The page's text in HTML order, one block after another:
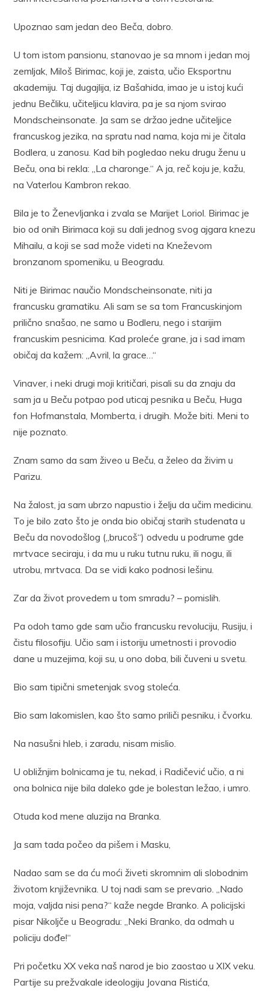
Upoznao sam jedan deo Beča, dobro.
U tom istom pansionu, stanovao je sa mnom i jedan moj
zemljak, Miloš Birimac, koji je, zaista, učio Eksportnu
akademiju. Taj dugajlija, iz Bašahida, imao je u istoj kući
jednu Bečliku, učiteljicu klavira, pa je sa njom svirao
Mondscheinsonate. Ja sam se držao jedne učiteljice
francuskog jezika, na spratu nad nama, koja mi je čitala
Bodlera, u zanosu. Kad bih pogledao neku drugu ženu u
Beču, ona bi rekla: ,,La charonge.“ A ja, reč koju je, kažu,
na Vaterlou Kambron rekao.
Bila je to Ženevljanka i zvala se Marijet Loriol. Birimac je
bio od onih Birimaca koji su dali jednog svog ajgara knezu
Mihailu, a koji se sad može videti na Kneževom
bronzanom spomeniku, u Beogradu.
Niti je Birimac naučio Mondscheinsonate, niti ja
francusku gramatiku. Ali sam se sa tom Francuskinjom
prilično snašao, ne samo u Bodleru, nego i starijim
francuskim pesnicima. Kad proleće grane, ja i sad imam
običaj da kažem: „Avril, la grace…“
Vinaver, i neki drugi moji kritičari, pisali su da znaju da
sam ja u Beču potpao pod uticaj pesnika u Beču, Huga
fon Hofmanstala, Momberta, i drugih. Može biti. Meni to
nije poznato.
Znam samo da sam živeo u Beču, a želeo da živim u
Parizu.
Na žalost, ja sam ubrzo napustio i želju da učim medicinu.
To je bilo zato što je onda bio običaj starih studenata u
Beču da novodošlog („brucoš“) odvedu u podrume gde
mrtvace seciraju, i da mu u ruku tutnu ruku, ili nogu, ili
utrobu, mrtvaca. Da se vidi kako podnosi lešinu.
Zar da život provedem u tom smradu? – pomislih.
Pa odoh tamo gde sam učio francusku revoluciju, Rusiju, i
čistu filosofiju. Učio sam i istoriju umetnosti i provodio
dane u muzejima, koji su, u ono doba, bili čuveni u svetu.
Bio sam tipični smetenjak svog stoleća.
Bio sam lakomislen, kao što samo priliči pesniku, i čvorku.
Na nasušni hleb, i zaradu, nisam mislio.
U obližnjim bolnicama je tu, nekad, i Radičević učio, a ni
ona bolnica nije bila daleko gde je bolestan ležao, i umro.
Otuda kod mene aluzija na Branka.
Ja sam tada počeo da pišem i Masku,
Nadao sam se da ću moći živeti skromnim ali slobodnim
životom književnika. U toj nadi sam se prevario. „Nado
moja, valjda nisi pena?“ kaže negde Branko. A policijski
pisar Nikoljče u Beogradu: „Neki Branko, da odmah u
policiju dođe!“
Pri početku XX veka naš narod je bio zaostao u XIX veku.
Partije su prežvakale ideologiju Jovana Ristića,